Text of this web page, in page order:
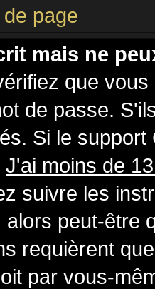
page
mais ne
que
de passe.
Si le
J'ai moins de
suivre les
alors peut-être
requièrent
par vous-